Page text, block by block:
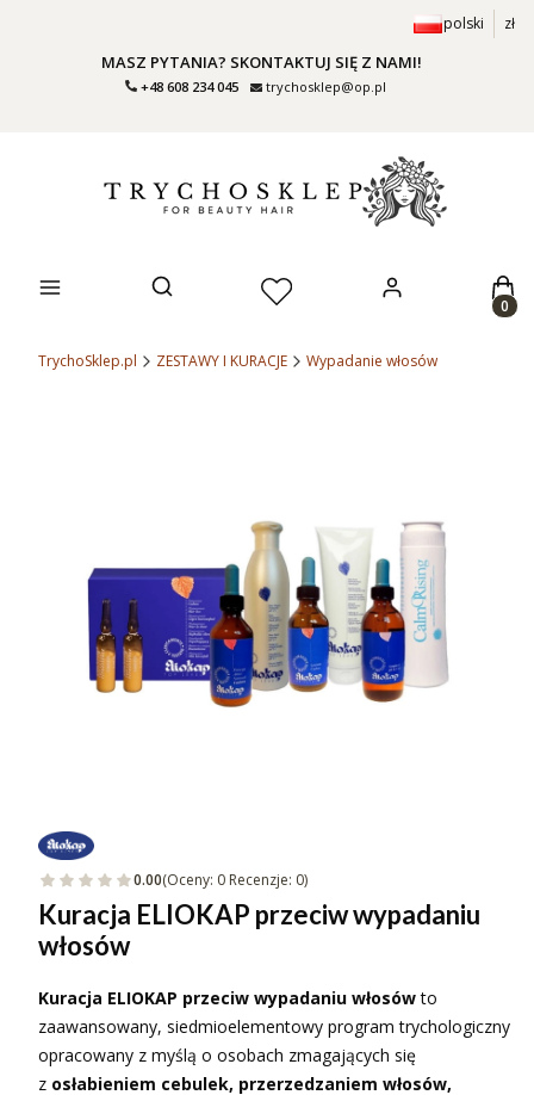
polski zł
MASZ PYTANIA? SKONTAKTUJ SIĘ Z NAMI!
+48 608 234 045 trychosklep@op.pl
Otwórz wyszukiwarkę
TrychoSklep.pl ZESTAWY I KURACJE Wypadanie włosów
0.00(Oceny: 0 Recenzje: 0)
Kuracja ELIOKAP przeciw wypadaniu
włosów
Kuracja ELIOKAP przeciw wypadaniu włosówto
zaawansowany, siedmioelementowy program trychologiczny
opracowany z myślą o osobach zmagających się
z osłabieniem cebulek, przerzedzaniem włosów,